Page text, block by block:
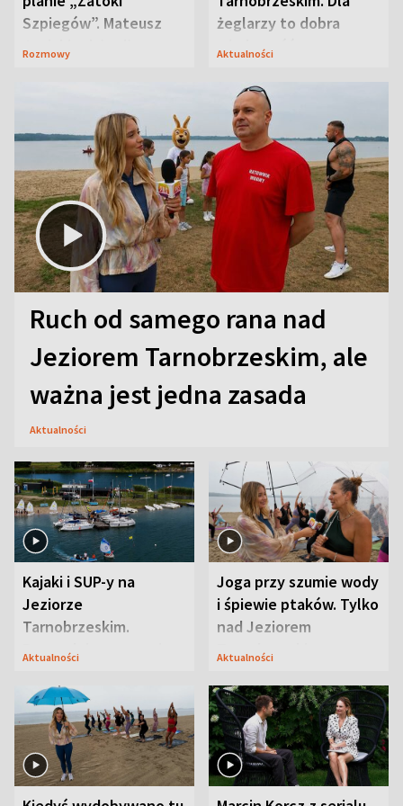
Szpiegów”. Mateusz
Janicki odsłonił
Rozmowy
żeglarzy to dobra
wiadomość
Aktualności
Ruch od samego rana nad
Jeziorem Tarnobrzeskim, ale
ważna jest jedna zasada
Aktualności
Kajaki i SUP-y na
Jeziorze
Tarnobrzeskim.
Przyrodnicy zwracają
Aktualności
Joga przy szumie wody
i śpiewie ptaków. Tylko
nad Jeziorem
Tarnobrzeskim
Aktualności